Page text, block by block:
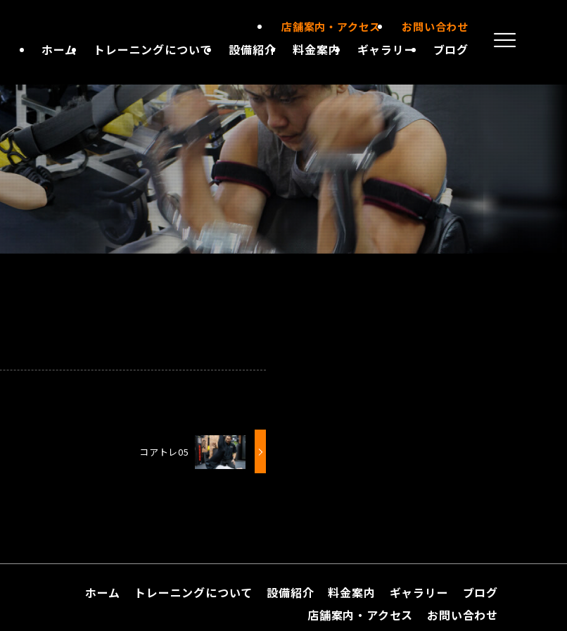
ホーム トレーニングについて 設備紹介 料金案内 ギャラリー ブログ
店舗案内・アクセス お問い合わせ
コアトレ05
ホーム トレーニングについて 設備紹介 料金案内 ギャラリー
ブログ
店舗案内・アクセス
お問い合わせ